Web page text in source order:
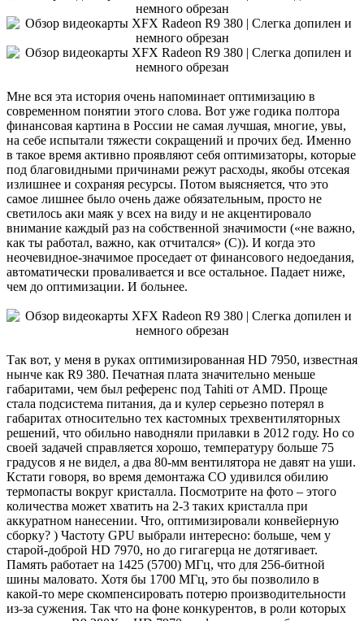
Мне вся эта история очень напоминает оптимизацию в
современном понятии этого слова. Вот уже годика полтора
финансовая картина в России не самая лучшая, многие, увы,
на себе испытали тяжести сокращений и прочих бед. Именно
в такое время активно проявляют себя оптимизаторы, которые
под благовидными причинами режут расходы, якобы отсекая
излишнее и сохраняя ресурсы. Потом выясняется, что это
самое лишнее было очень даже обязательным, просто не
светилось аки маяк у всех на виду и не акцентировало
внимание каждый раз на собственной значимости («не важно,
как ты работал, важно, как отчитался» (С)). И когда это
неочевидное-значимое проседает от финансового недоедания,
автоматически проваливается и все остальное. Падает ниже,
чем до оптимизации. И больнее.
Так вот, у меня в руках оптимизированная HD 7950, известная
нынче как R9 380. Печатная плата значительно меньше
габаритами, чем был референс под Tahiti от AMD. Проще
стала подсистема питания, да и кулер серьезно потерял в
габаритах относительно тех кастомных трехвентиляторных
решений, что обильно наводняли прилавки в 2012 году. Но со
своей задачей справляется хорошо, температуру больше 75
градусов я не видел, а два 80-мм вентилятора не давят на уши.
Кстати говоря, во время демонтажа СО удивился обилию
термопасты вокруг кристалла. Посмотрите на фото – этого
количества может хватить на 2-3 таких кристалла при
аккуратном нанесении. Что, оптимизировали конвейерную
сборку? ) Частоту GPU выбрали интересно: больше, чем у
старой-доброй HD 7970, но до гигагерца не дотягивает.
Память работает на 1425 (5700) МГц, что для 256-битной
шины маловато. Хотя бы 1700 МГц, это бы позволило в
какой-то мере скомпенсировать потерю производительности
из-за сужения. Так что на фоне конкурентов, в роли которых